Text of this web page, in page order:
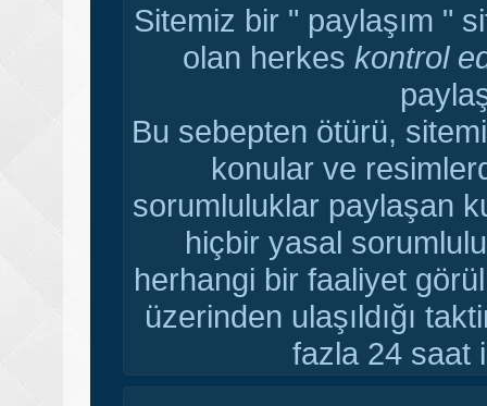
Sitemiz bir " paylaşım "
olan herkes kontrol
Bu sebepten ötürü,
konular ve
sorumluluklar paylaşan
hiçbir yasal
herhangi bir faaliyet
üzerinden ulaşıldığı
fazla 24 saat